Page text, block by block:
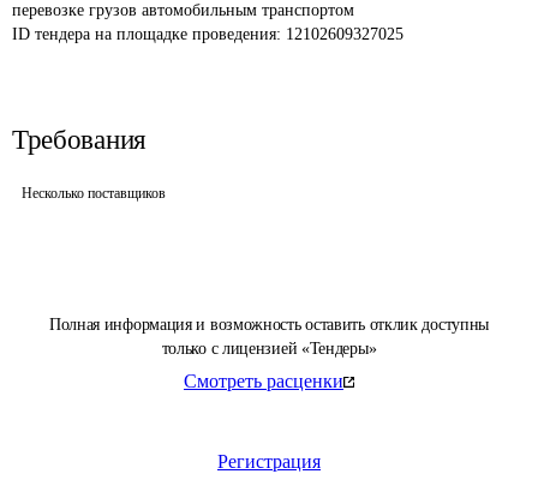
Полная информация и возможность оставить отклик доступны
только с лицензией «Тендеры»
Смотреть расценки
Регистрация
перевозке грузов автомобильным транспортом
ID тендера на площадке проведения: 12102609327025
Требования
Несколько поставщиков